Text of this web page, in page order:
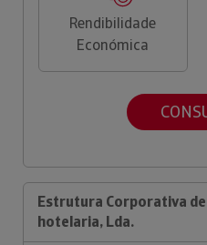
Rendibilidade
Económica
Estrutura Corporativa
hotelaria, Lda.